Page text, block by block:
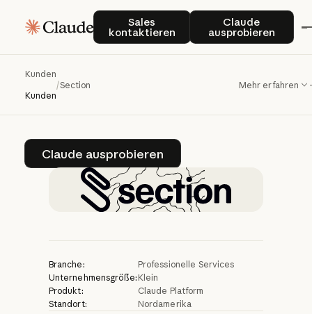
Sales
kontaktieren
Sales kontaktierenClaude
ausprobieren
Claude
Kunden
Kunden
/Section Mehr erfahren
Mit Claude
unterstütztSection
Unternehmen
der
KI-Transformation
Claude ausprobieren
Claude ausprobieren
Branche:
Professionelle Services
Unternehmensgröße: Klein
Produkt:
Claude Platform
Standort:
Nordamerika